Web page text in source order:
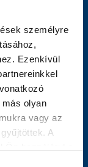
személyre
Ezenkívül
olyan
vagy az
A